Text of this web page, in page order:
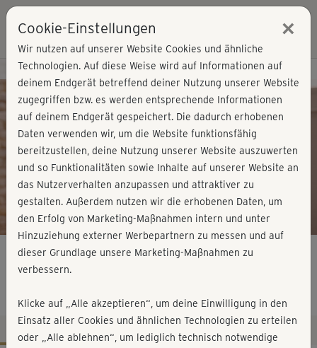
Play
Video
Kursvorschau - Jetzt mitmachen!
Faszien-Pilates - Einführung
Cookie-Einstellungen ×
Wir nutzen auf unserer Website Cookies und ähnliche
Technologien. Auf diese Weise wird auf Informationen auf
deinem Endgerät betreffend deiner Nutzung unserer Website
zugegriffen bzw. es werden entsprechende Informationen
auf deinem Endgerät gespeichert. Die dadurch erhobenen
Daten verwenden wir, um die Website funktionsfähig
bereitzustellen, deine Nutzung unserer Website auszuwerten
und so Funktionalitäten sowie Inhalte auf unserer Website an
das Nutzerverhalten anzupassen und attraktiver zu
gestalten. Außerdem nutzen wir die erhobenen Daten, um
den Erfolg von Marketing-Maßnahmen intern und unter
Hinzuziehung externer Werbepartnern zu messen und auf
dieser Grundlage unsere Marketing-Maßnahmen zu
verbessern.
Klicke auf „Alle akzeptieren“, um deine Einwilligung in den
Einsatz aller Cookies und ähnlichen Technologien zu erteilen
oder „Alle ablehnen“, um lediglich technisch notwendige